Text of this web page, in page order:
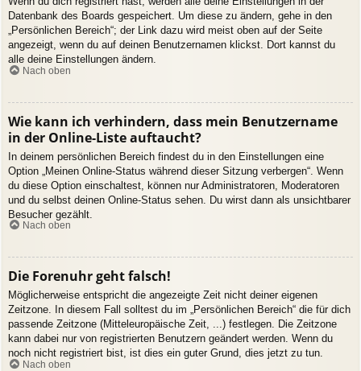
Datenbank des Boards gespeichert. Um diese zu ändern, gehe in den
„Persönlichen Bereich“; der Link dazu wird meist oben auf der Seite
angezeigt, wenn du auf deinen Benutzernamen klickst. Dort kannst du
alle deine Einstellungen ändern.
Nach oben
Wie kann ich verhindern, dass mein Benutzername
in der Online-Liste auftaucht?
In deinem persönlichen Bereich findest du in den Einstellungen eine
Option „Meinen Online-Status während dieser Sitzung verbergen“. Wenn
du diese Option einschaltest, können nur Administratoren, Moderatoren
und du selbst deinen Online-Status sehen. Du wirst dann als unsichtbarer
Besucher gezählt.
Nach oben
Die Forenuhr geht falsch!
Möglicherweise entspricht die angezeigte Zeit nicht deiner eigenen
Zeitzone. In diesem Fall solltest du im „Persönlichen Bereich“ die für dich
passende Zeitzone (Mitteleuropäische Zeit, ...) festlegen. Die Zeitzone
kann dabei nur von registrierten Benutzern geändert werden. Wenn du
noch nicht registriert bist, ist dies ein guter Grund, dies jetzt zu tun.
Nach oben